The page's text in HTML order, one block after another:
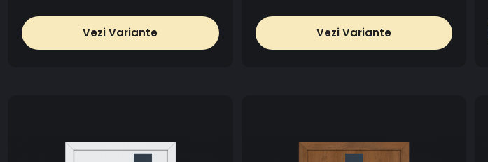
Vezi Variante Vezi Variante